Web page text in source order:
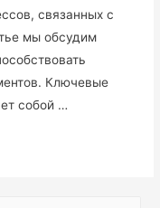
связанных с
мы обсудим
Ключевые
собой …